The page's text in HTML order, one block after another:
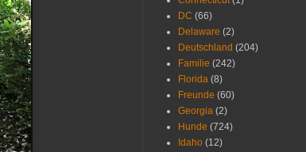
DC (66)
Delaware (2)
Deutschland (204)
Familie (242)
Florida (8)
Freunde (60)
Georgia (2)
Hunde (724)
Idaho (12)